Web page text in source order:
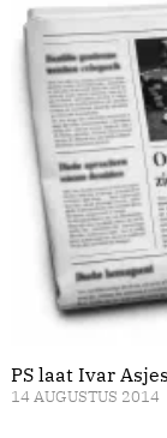
PS laat Ivar
14 AUGUSTUS 2014